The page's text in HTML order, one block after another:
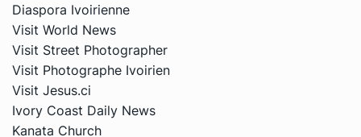
Diaspora Ivoirienne
Visit World News
Visit Street Photographer
Visit Photographe Ivoirien
Visit Jesus.ci
Ivory Coast Daily News
Kanata Church